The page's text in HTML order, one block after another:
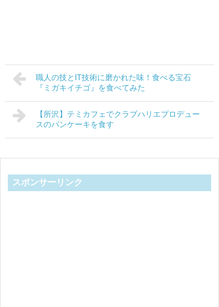
職人の技とIT技術に磨かれた味！食べる宝石
『ミガキイチゴ』を食べてみた
【所沢】テミカフェでクラブハリエプロデュー
スのパンケーキを食す
スポンサーリンク